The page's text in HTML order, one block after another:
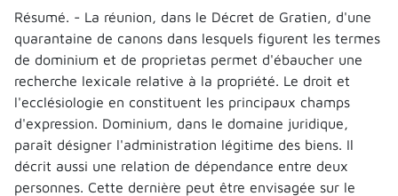
Résumé. - La réunion, dans le Décret de Gratien, d'une
quarantaine de canons dans lesquels figurent les termes
de dominium et de proprietas permet d'ébaucher une
recherche lexicale relative à la propriété. Le droit et
l'ecclésiologie en constituent les principaux champs
d'expression. Dominium, dans le domaine juridique,
paraît désigner l'administration légitime des biens. Il
décrit aussi une relation de dépendance entre deux
personnes. Cette dernière peut être envisagée sur le